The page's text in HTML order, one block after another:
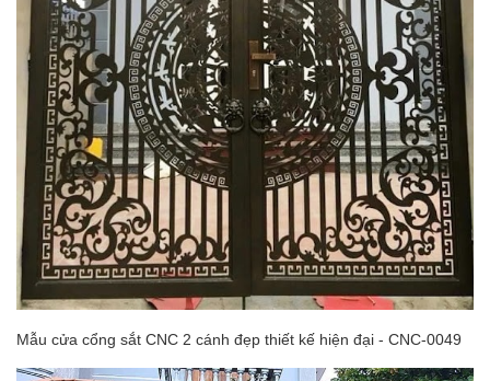
Mẫu cửa cổng sắt CNC 2 cánh đẹp thiết kế hiện đại - CNC-0049